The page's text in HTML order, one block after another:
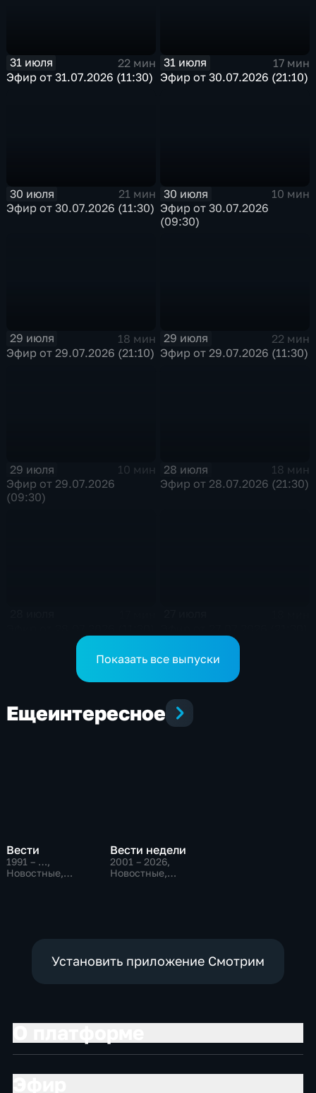
31 июля
22 мин
Эфир от 31.07.2026 (11:30)
31 июля
17 мин
Эфир от 30.07.2026 (21:10)
30 июля
21 мин
Эфир от 30.07.2026 (11:30)
30 июля
10 мин
Эфир от 30.07.2026
(09:30)
29 июля
18 мин
Эфир от 29.07.2026 (21:10)
29 июля
22 мин
Эфир от 29.07.2026 (11:30)
29 июля
10 мин
Эфир от 29.07.2026
(09:30)
28 июля
18 мин
Эфир от 28.07.2026 (21:30)
Показать все выпуски
Ещеинтересное
Вести
1991 – …,
Новостные,
Вести недели
2001 – 2026,
Новостные,
Установить приложение Смотрим